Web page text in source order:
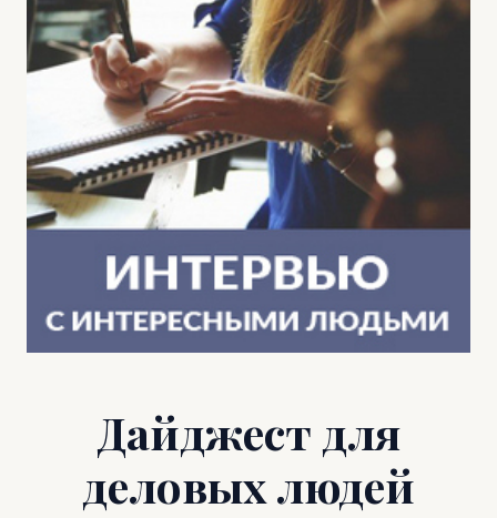
Дайджест для
деловых людей